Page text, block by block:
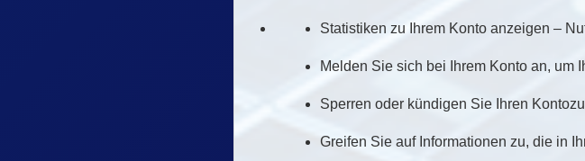
Statistiken zu Ihrem Konto anzeigen –
Melden Sie sich bei Ihrem Konto an, um
Sperren oder kündigen Sie Ihren
Greifen Sie auf Informationen zu, die in